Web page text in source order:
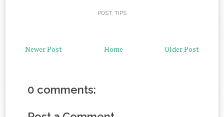
POST, TIPS
Newer Post Older Post
Home
0 comments: